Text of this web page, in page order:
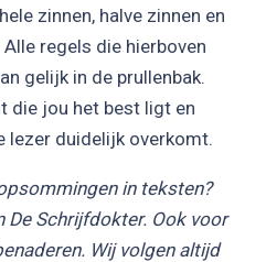
zinnen, halve zinnen en
regels die hierboven
gelijk in de prullenbak.
die jou het best ligt en
lezer duidelijk overkomt.
in teksten?
De Schrijfdokter. Ook voor
Wij volgen altijd